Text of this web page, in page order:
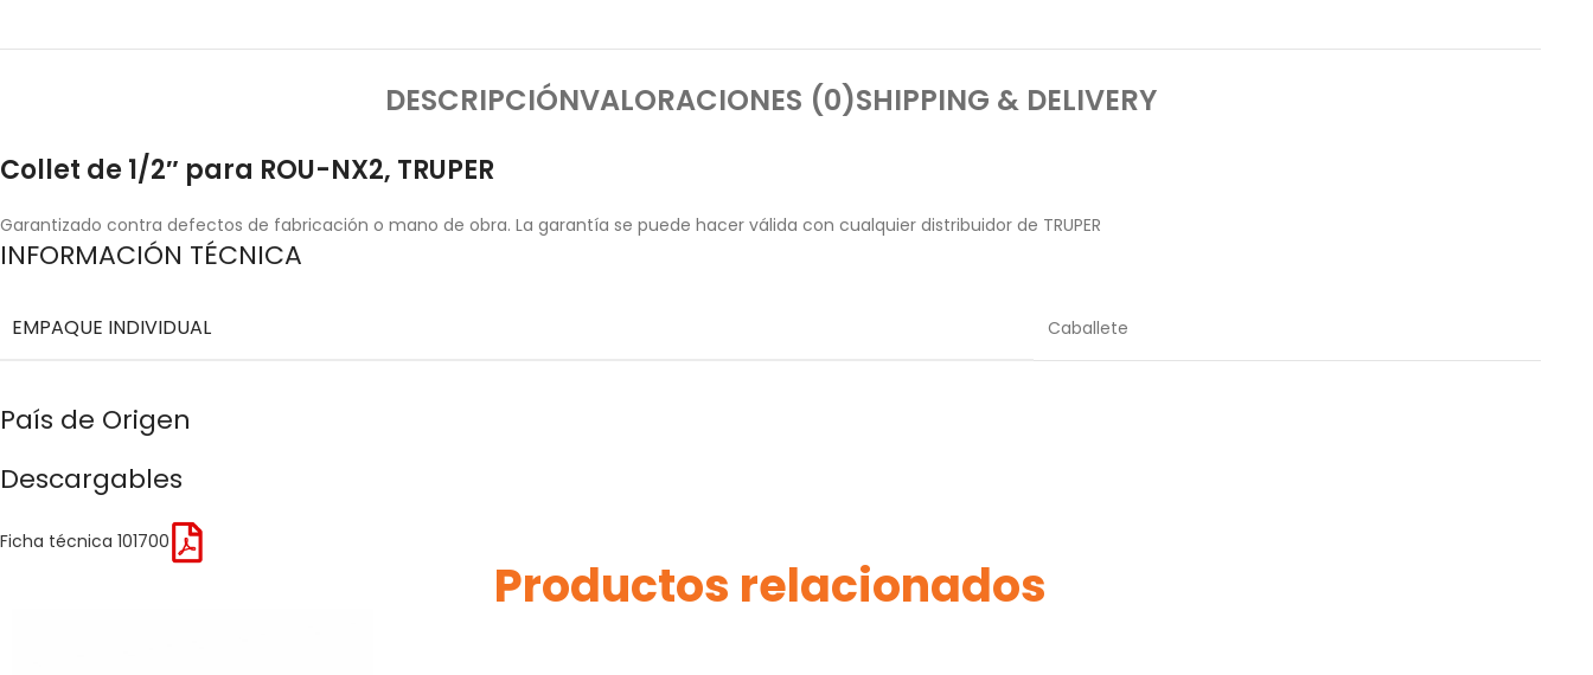
DESCRIPCIÓNVALORACIONES (0)SHIPPING & DELIVERY
Collet de 1/2″ para ROU-NX2, TRUPER
Garantizado contra defectos de fabricación o mano de obra. La garantía se puede hacer válida con cualquier distribuidor de TRUPER
INFORMACIÓN TÉCNICA
EMPAQUE INDIVIDUAL Caballete
País de Origen
Descargables
Ficha técnica 101700
Productos relacionados